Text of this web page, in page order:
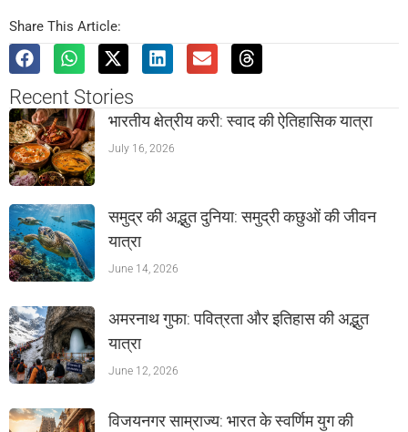
Share This Article:
Recent Stories
भारतीय क्षेत्रीय करी: स्वाद की ऐतिहासिक यात्रा
July 16, 2026
समुद्र की अद्भुत दुनिया: समुद्री कछुओं की जीवन
यात्रा
June 14, 2026
अमरनाथ गुफा: पवित्रता और इतिहास की अद्भुत
यात्रा
June 12, 2026
विजयनगर साम्राज्य: भारत के स्वर्णिम युग की